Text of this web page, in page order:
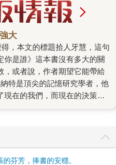
大
你是誰》這本書沒有多大的關
，或者說，作者期望它能帶給
特是頂尖的記憶研究學者，他
現在的我們，而現在的決策會
心羨慕那些學習表現優秀或過
我們不可能、也沒必要記住每
天性，不過我們仍然可以利用
芬芳，捧書的安穩。